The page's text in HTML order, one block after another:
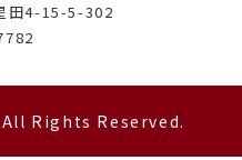
田4-15-5-302
Rights Reserved.